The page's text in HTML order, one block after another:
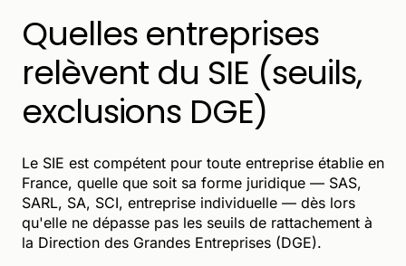
Quelles entreprises
relèvent du SIE (seuils,
exclusions DGE)
Le SIE est compétent pour toute entreprise établie en
France, quelle que soit sa forme juridique — SAS,
SARL, SA, SCI, entreprise individuelle — dès lors
qu'elle ne dépasse pas les seuils de rattachement à
la Direction des Grandes Entreprises (DGE).